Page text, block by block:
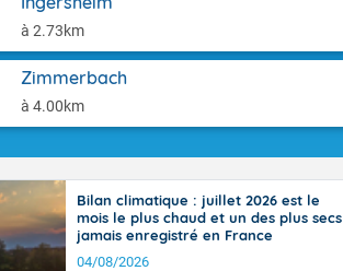
à 2.73km
Zimmerbach
à 4.00km
sur
avec des
sur le sud
sur la
entre 50 et
résiste sur
Alpes à
et 20
Bilan climatique : juillet 2026 est le
mois le plus chaud et un des plus secs
jamais enregistré en France
04/08/2026